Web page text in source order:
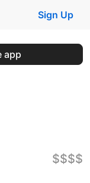
Sign Up
app
$$$$